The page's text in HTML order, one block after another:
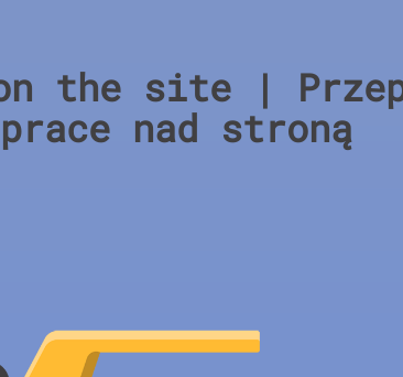
the site |
nad stroną